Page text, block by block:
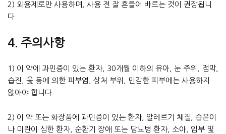
2) 외용제로만 사용하며, 사용 전 잘 흔들어 바르는 것이 권장됩니
다.
4. 주의사항
1) 이 약에 과민증이 있는 환자, 30개월 이하의 유아, 눈 주위, 점막,
습진, 옻 등에 의한 피부염, 상처 부위, 민감한 피부에는 사용하지
않아야 합니다.
2) 이 약 또는 화장품에 과민증이 있는 환자, 알레르기 체질, 습윤이
나 미란이 심한 환자, 순환기 장애 또는 당뇨병 환자, 소아, 임부 및